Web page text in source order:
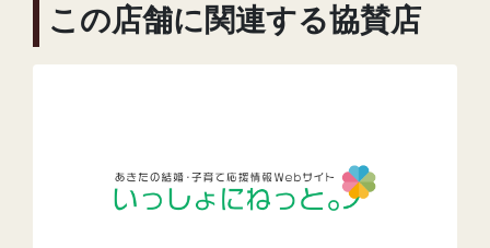
この店舗に関連する協賛店